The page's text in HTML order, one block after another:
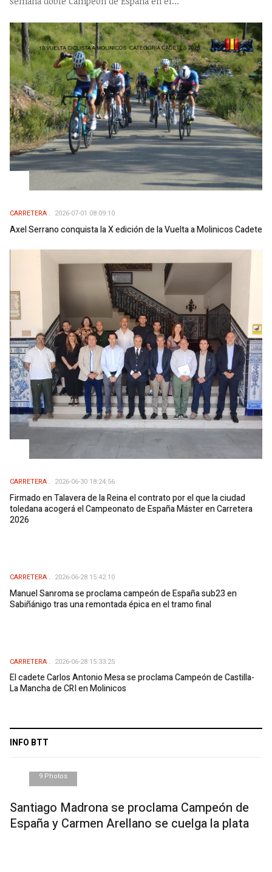
CARRETERA 2026-07-01 08:09:10
Axel Serrano conquista la X edición de la Vuelta a Molinicos Cadete
CARRETERA 2026-06-30 18:24:56
Firmado en Talavera de la Reina el contrato por el que la ciudad
toledana acogerá el Campeonato de España Máster en Carretera
2026
CARRETERA 2026-06-28 15:42:10
Manuel Sanroma se proclama campeón de España sub23 en
Sabiñánigo tras una remontada épica en el tramo final
CARRETERA 2026-06-28 15:33:25
El cadete Carlos Antonio Mesa se proclama Campeón de Castilla-
La Mancha de CRI en Molinicos
INFO BTT
9 Photos
Santiago Madrona se proclama Campeón de
España y Carmen Arellano se cuelga la plata